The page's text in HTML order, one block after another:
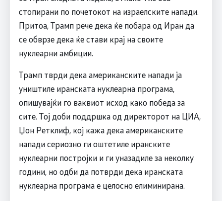
стопирани по почетокот на израелските напади.
Притоа, Трамп рече дека ќе побара од Иран да
се обврзе дека ќе стави крај на своите
нуклеарни амбиции.
Трамп тврди дека американските напади ја
уништиле иранската нуклеарна програма,
опишувајќи го ваквиот исход како победа за
сите. Тој доби поддршка од директорот на ЦИА,
Џон Ретклиф, кој кажа дека американските
напади сериозно ги оштетиле иранските
нуклеарни постројки и ги уназадиле за неколку
години, но одби да потврди дека иранската
нуклеарна програма е целосно елиминирана.